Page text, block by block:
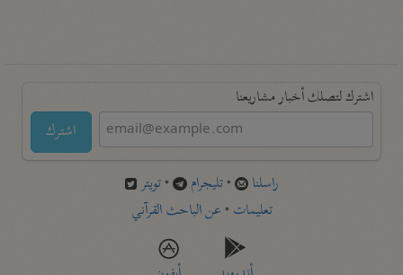
اشترك لتصلك أخبار مشاريعنا
اشترك
راسلنا •تليجرام •تويتر
تعليمات •عن الباحث القرآني